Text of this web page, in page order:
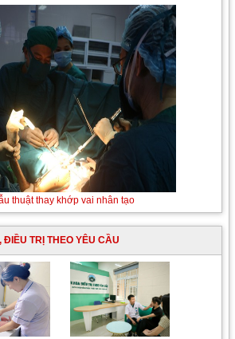
thuật thay khớp vai nhân tạo
ĐIỀU TRỊ THEO YÊU CẦU